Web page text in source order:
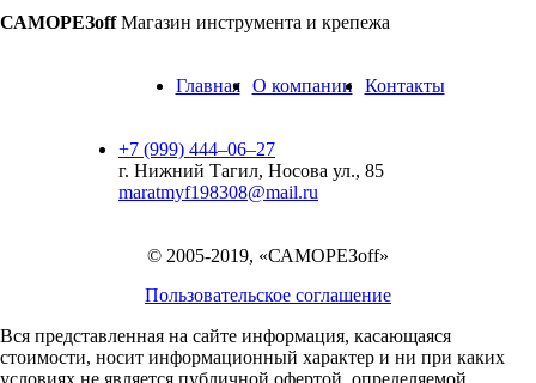
САМОРЕЗoff Магазин инструмента и крепежа
Главная О компании Контакты
+7 (999) 444‒06‒27
г. Нижний Тагил, Носова ул., 85
maratmyf198308@mail.ru
© 2005-2019, «САМОРЕЗoff»
Пользовательское соглашение
Вся представленная на сайте информация, касающаяся
стоимости, носит информационный характер и ни при каких
условиях не является публичной офертой, определяемой